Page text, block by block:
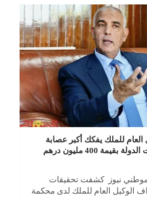
العام للملك يفكك أكبر عصابة
400 مليون درهم
نيوز كشفت تحقيقات
الوكيل العام للملك لدى محكمة